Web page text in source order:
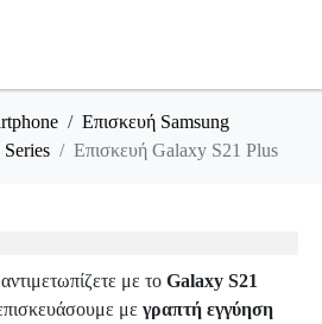
Επισκευή Samsung
Επισκευή Galaxy S21 Plus
με το Galaxy S21
με γραπτή εγγύηση